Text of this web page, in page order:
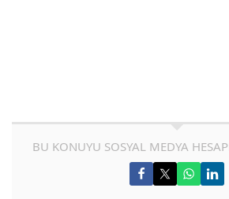
BU KONUYU SOSYAL MEDYA